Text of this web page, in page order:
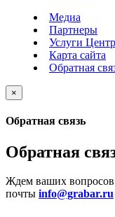
Медиа
Партнеры
Услуги
Карта сайта
Обратная
×
Обратная связь
Обратная
Ждем ваших вопросов
почты info@grabar.ru